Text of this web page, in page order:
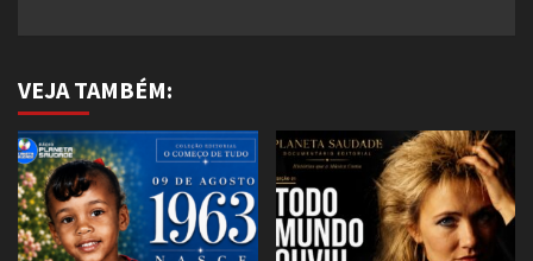
VEJA TAMBÉM: